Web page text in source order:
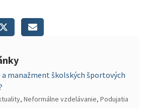
a manažment školských športových
Neformálne vzdelávanie, Podujatia